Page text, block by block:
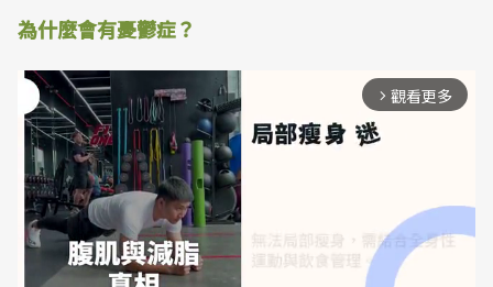
為什麼會有憂鬱症？
arrow_forward_ios 觀看更多